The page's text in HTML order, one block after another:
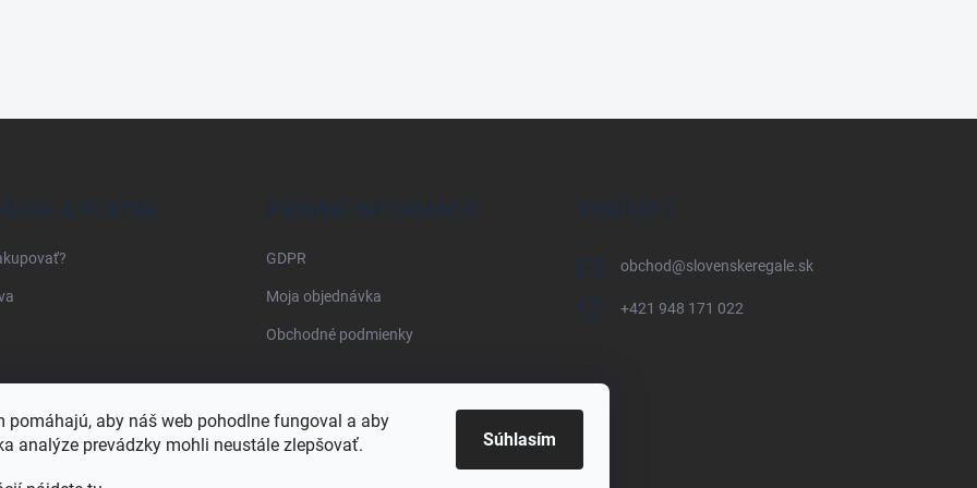
pomáhajú, aby náš web pohodlne fungoval a aby
analýze prevádzky mohli neustále zlepšovať.
Súhlasím
A PLATBA PRÁVNE INFORMÁCIE
GDPR
Moja objednávka
Obchodné podmienky
KONTAKT
obchod@slovenskeregale.sk
+421 948 171 022